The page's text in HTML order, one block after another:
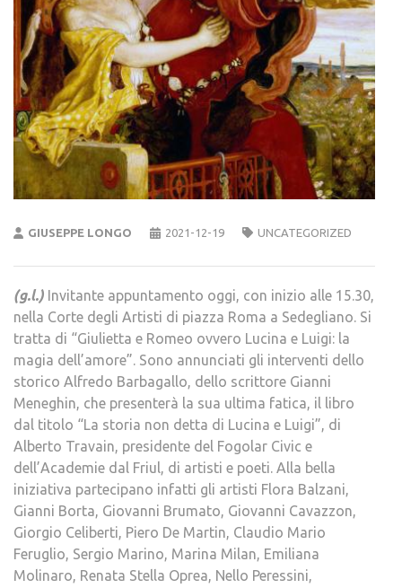
GIUSEPPE LONGO 2021-12-19 UNCATEGORIZED
(g.l.) Invitante appuntamento oggi, con inizio alle 15.30,
nella Corte degli Artisti di piazza Roma a Sedegliano. Si
tratta di “Giulietta e Romeo ovvero Lucina e Luigi: la
magia dell’amore”. Sono annunciati gli interventi dello
storico Alfredo Barbagallo, dello scrittore Gianni
Meneghin, che presenterà la sua ultima fatica, il libro
dal titolo “La storia non detta di Lucina e Luigi”, di
Alberto Travain, presidente del Fogolar Civic e
dell’Academie dal Friul, di artisti e poeti. Alla bella
iniziativa partecipano infatti gli artisti Flora Balzani,
Gianni Borta, Giovanni Brumato, Giovanni Cavazzon,
Giorgio Celiberti, Piero De Martin, Claudio Mario
Feruglio, Sergio Marino, Marina Milan, Emiliana
Molinaro, Renata Stella Oprea, Nello Peressini,